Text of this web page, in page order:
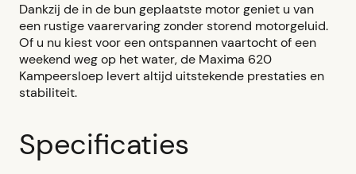
Dankzij de in de bun geplaatste motor geniet u van
een rustige vaarervaring zonder storend motorgeluid.
Of u nu kiest voor een ontspannen vaartocht of een
weekend weg op het water, de Maxima 620
Kampeersloep levert altijd uitstekende prestaties en
stabiliteit.
Specificaties